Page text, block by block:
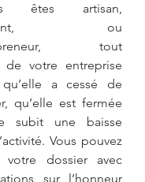
êtes artisan,
ou
tout
de votre entreprise
a cessé de
qu’elle est fermée
subit une baisse
Vous pouvez
votre dossier avec
sur l’honneur